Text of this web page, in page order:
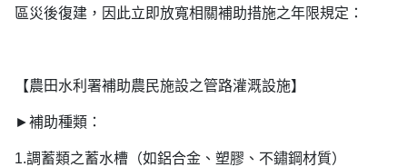
區災後復建，因此立即放寬相關補助措施之年限規定：
【農田水利署補助農民施設之管路灌溉設施】
►補助種類：
1.調蓄類之蓄水槽（如鋁合金、塑膠、不鏽鋼材質）